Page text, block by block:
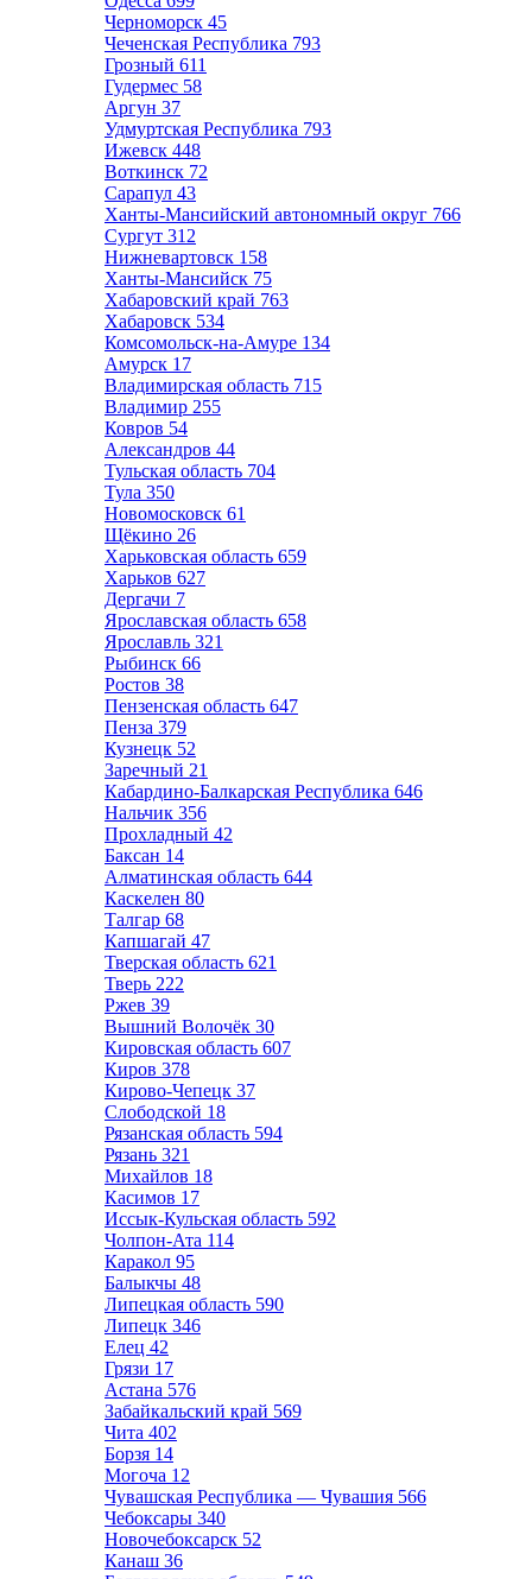
Черноморск 45
Чеченская Республика 793
Грозный 611
Гудермес 58
Аргун 37
Удмуртская Республика 793
Ижевск 448
Воткинск 72
Сарапул 43
Ханты-Мансийский автономный округ 766
Сургут 312
Нижневартовск 158
Ханты-Мансийск 75
Хабаровский край 763
Хабаровск 534
Комсомольск-на-Амуре 134
Амурск 17
Владимирская область 715
Владимир 255
Ковров 54
Александров 44
Тульская область 704
Тула 350
Новомосковск 61
Щёкино 26
Харьковская область 659
Харьков 627
Дергачи 7
Ярославская область 658
Ярославль 321
Рыбинск 66
Ростов 38
Пензенская область 647
Пенза 379
Кузнецк 52
Заречный 21
Кабардино-Балкарская Республика 646
Нальчик 356
Прохладный 42
Баксан 14
Алматинская область 644
Каскелен 80
Талгар 68
Капшагай 47
Тверская область 621
Тверь 222
Ржев 39
Вышний Волочёк 30
Кировская область 607
Киров 378
Кирово-Чепецк 37
Слободской 18
Рязанская область 594
Рязань 321
Михайлов 18
Касимов 17
Иссык-Кульская область 592
Чолпон-Ата 114
Каракол 95
Балыкчы 48
Липецкая область 590
Липецк 346
Елец 42
Грязи 17
Астана 576
Забайкальский край 569
Чита 402
Борзя 14
Могоча 12
Чувашская Республика — Чувашия 566
Чебоксары 340
Новочебоксарск 52
Канаш 36